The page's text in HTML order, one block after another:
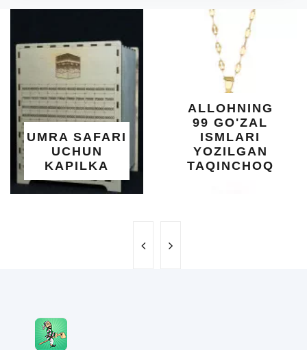
ALLOHNING
99 GO'ZAL
ISMLARI
YOZILGAN
TAQINCHOQ
DIYORIDA
O'SUVCHI
KUNDUR
YELIMI:
XOTIRA VA
UMUMIY
UCHUN
BEBAHO
NE'MAT